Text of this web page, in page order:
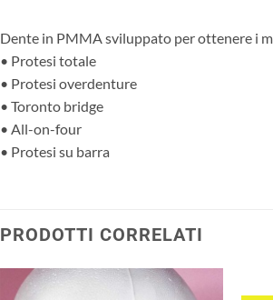
Dente in PMMA sviluppato per ottenere i
• Protesi totale
• Protesi overdenture
• Toronto bridge
• All-on-four
• Protesi su barra
PRODOTTI CORRELATI